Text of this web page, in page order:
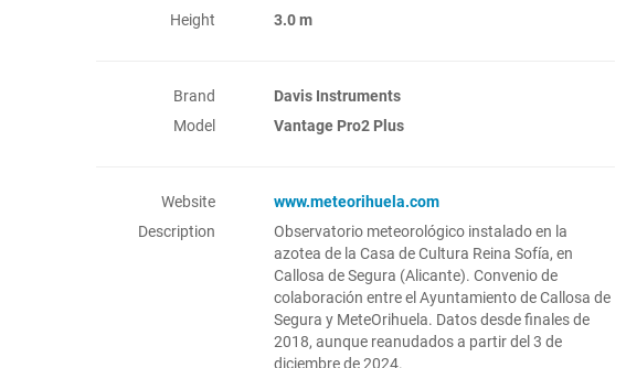
Height
3.0 m
Brand
Davis Instruments
Model
Vantage Pro2 Plus
Website
www.meteorihuela.com
Description
Observatorio meteorológico instalado en la
azotea de la Casa de Cultura Reina Sofía, en
Callosa de Segura (Alicante). Convenio de
colaboración entre el Ayuntamiento de Callosa de
Segura y MeteOrihuela. Datos desde finales de
2018, aunque reanudados a partir del 3 de
diciembre de 2024.